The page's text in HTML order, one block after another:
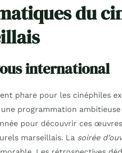
du
international
phare pour les cinéphiles
programmation ambitieuse
pour découvrir ces
marseillais. La soirée